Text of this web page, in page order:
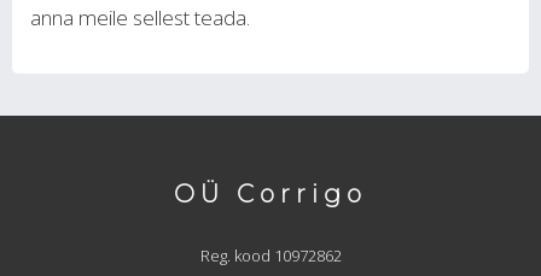
anna meile sellest teada.
OÜ Corrigo
Reg. kood 10972862